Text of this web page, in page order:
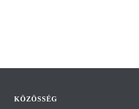
KÖZÖSSÉG